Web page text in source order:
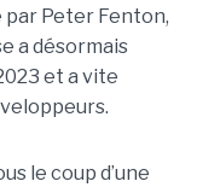
par Peter Fenton,
a désormais
et a vite
le coup d’une